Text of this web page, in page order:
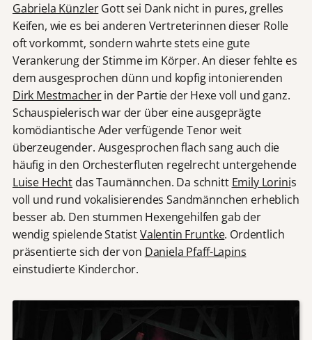
Gabriela KünzlerGott sei Dank nicht in pures, grelles
Keifen, wie es bei anderen Vertreterinnen dieser Rolle
oft vorkommt, sondern wahrte stets eine gute
Verankerung der Stimme im Körper. An dieser fehlte es
dem ausgesprochen dünn und kopfig intonierenden
Dirk Mestmacherin der Partie der Hexe voll und ganz.
Schauspielerisch war der über eine ausgeprägte
komödiantische Ader verfügende Tenor weit
überzeugender. Ausgesprochen flach sang auch die
häufig in den Orchesterfluten regelrecht untergehende
Luise Hecht das Taumännchen. Da schnitt Emily Lorinis
voll und rund vokalisierendes Sandmännchen erheblich
besser ab. Den stummen Hexengehilfen gab der
wendig spielende StatistValentin Fruntke. Ordentlich
präsentierte sich der von Daniela Pfaff-Lapins
einstudierte Kinderchor.